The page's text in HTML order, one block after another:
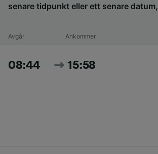
senare tidpunkt eller ett senare datum,
Avgår Ankommer
08:44 15:58